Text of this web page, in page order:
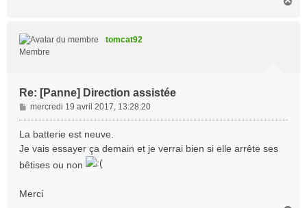
tomcat92
Membre
Re: [Panne] Direction assistée
M
e
s
g
mercredi 19 avril 2017, 13:28:20
La batterie est neuve.
Je vais essayer ça demain et je verrai bien si elle arrête ses
bêtises ou non
Merci